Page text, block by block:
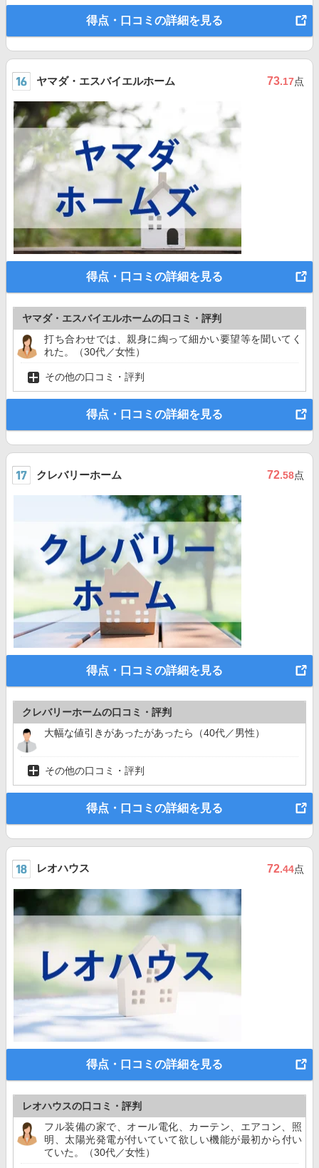
得点・口コミの詳細を見る
ヤマダ・エスバイエルホーム 73.17点
得点・口コミの詳細を見る
ヤマダ・エスバイエルホームの口コミ・評判
打ち合わせでは、親身に綯って細かい要望等を聞いてく
れた。（30代／女性）
その他の口コミ・評判
得点・口コミの詳細を見る
クレバリーホーム 72.58点
得点・口コミの詳細を見る
クレバリーホームの口コミ・評判
大幅な値引きがあったがあったら（40代／男性）
その他の口コミ・評判
得点・口コミの詳細を見る
レオハウス 72.44点
得点・口コミの詳細を見る
レオハウスの口コミ・評判
フル装備の家で、オール電化、カーテン、エアコン、照
明、太陽光発電が付いていて欲しい機能が最初から付い
ていた。（30代／女性）